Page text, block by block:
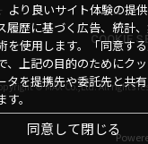
より良いサイト体験の提
履歴に基づく広告、統計
を使用します。「同意す
、上記の目的のためにク
タを提携先や委託先と共
。
同意して閉じる
コミュニテ
COOKIE
© MAX Co.,Ltd. All rights